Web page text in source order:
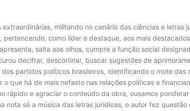
militando no cenário das ciências e letras
como líder e destaque, aos mais
salta aos olhos, cumpre a função social
decifrar, descortinar, buscar sugestões de
partidos políticos brasileiros, identificando o mote das
que há de mais nefasto nas relações políticas e
rápido e agraciar o conteúdo da obra, ousamos
nota só a música das letras jurídicas, o autor fez questão